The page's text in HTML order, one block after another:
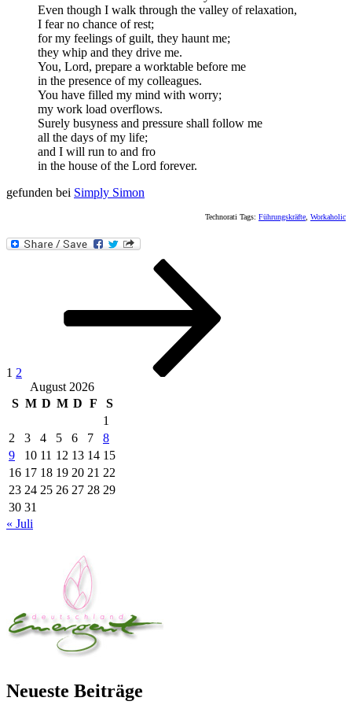
Even though I walk through the valley of relaxation,
I fear no chance of rest;
for my feelings of guilt, they haunt me;
they whip and they drive me.
You, Lord, prepare a worktable before me
in the presence of my colleagues.
You have filled my mind with worry;
my work load overflows.
Surely busyness and pressure shall follow me
all the days of my life;
and I will run to and fro
in the house of the Lord forever.
gefunden bei Simply Simon
Technorati Tags: Führungskräfte Workaholic
Beitragsnavigation
1 2
August 2026
S M D M D F
S
1
2
3 4 5 6 7
8
9
10 11 12 13 14 15
16 17 18 19 20 21 22
23 24 25 26 27 28 29
30 31
« Juli
Neueste Beiträge